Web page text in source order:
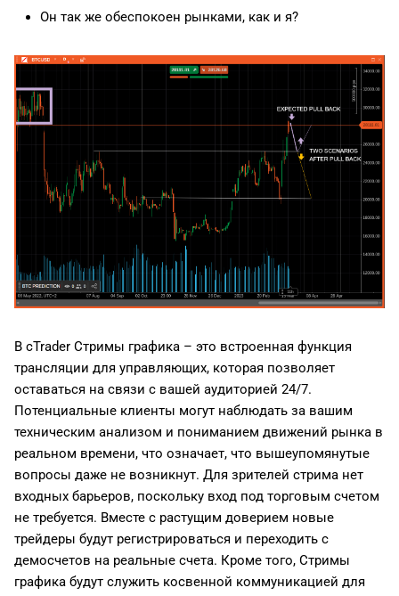
Он так же обеспокоен рынками, как и я?
В cTrader Стримы графика – это встроенная функция
трансляции для управляющих, которая позволяет
оставаться на связи с вашей аудиторией 24/7.
Потенциальные клиенты могут наблюдать за вашим
техническим анализом и пониманием движений рынка в
реальном времени, что означает, что вышеупомянутые
вопросы даже не возникнут. Для зрителей стрима нет
входных барьеров, поскольку вход под торговым счетом
не требуется. Вместе с растущим доверием новые
трейдеры будут регистрироваться и переходить с
демосчетов на реальные счета. Кроме того, Стримы
графика будут служить косвенной коммуникацией для